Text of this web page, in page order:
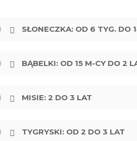
SŁONECZKA: OD 6 TYG. DO
BĄBELKI: OD 15 M-CY DO 2
MISIE: 2 DO 3 LAT
TYGRYSKI: OD 2 DO 3 LAT